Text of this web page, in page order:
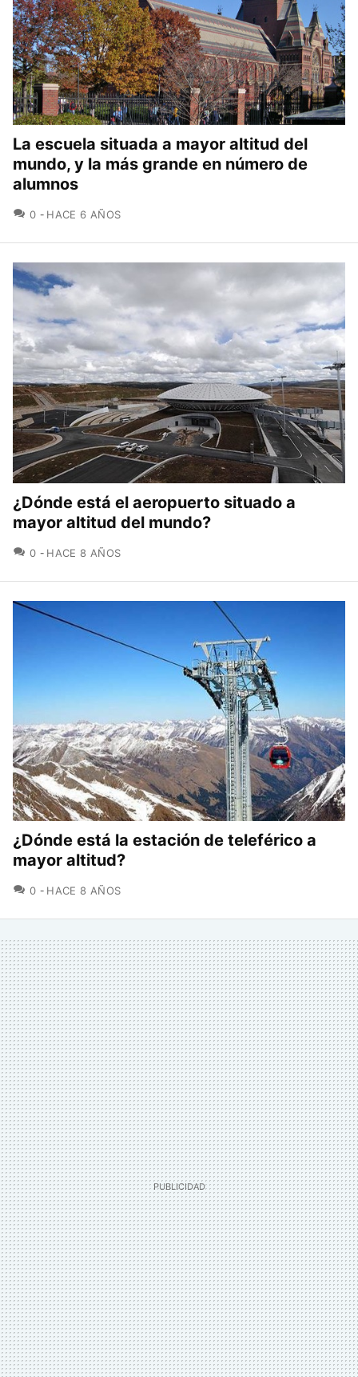
La escuela situada a mayor altitud del
mundo, y la más grande en número de
alumnos
0 COMENTARIOS
HACE 6 AÑOS
¿Dónde está el aeropuerto situado a
mayor altitud del mundo?
0 COMENTARIOS
HACE 8 AÑOS
¿Dónde está la estación de teleférico a
mayor altitud?
0 COMENTARIOS
HACE 8 AÑOS